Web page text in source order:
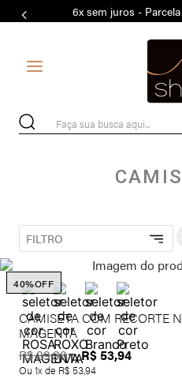
6x sem juros -
Faça sua busca aqui...
FILTRO
CAMISETA COM RECORTE
MAGENTA
40%OFF
R$89,90 R$53,94
Ou 1x de R$ 53,94
7º MODAL